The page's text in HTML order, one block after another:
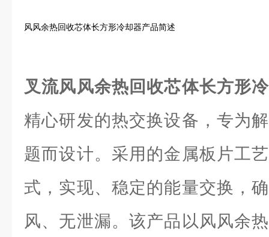
风风余热回收芯体长方形冷却器产品简述
叉流风风余热回收芯体长方形
精心研发的热交换设备，专为
题而设计。采用的金属板片工
式，实现、稳定的能量交换，
风、无泄漏。该产品以风风余